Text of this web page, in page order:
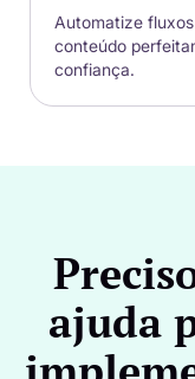
Automatize
conteúdo
confiança.
ajuda